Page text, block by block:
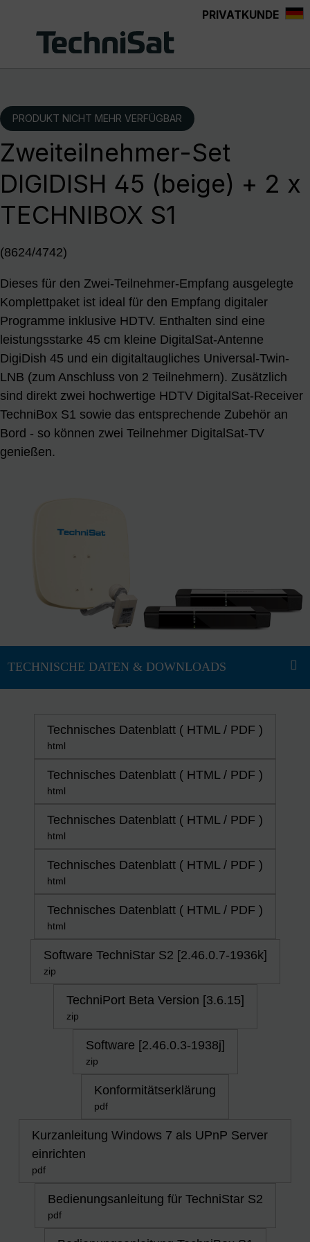
PRIVATKUNDE
PRODUKT NICHT MEHR VERFÜGBAR
Zweiteilnehmer-Set
DIGIDISH 45 (beige) + 2 x
TECHNIBOX S1
(8624/4742)
Dieses für den Zwei-Teilnehmer-Empfang ausgelegte
Komplettpaket ist ideal für den Empfang digitaler
Programme inklusive HDTV. Enthalten sind eine
leistungsstarke 45 cm kleine DigitalSat-Antenne
DigiDish 45 und ein digitaltaugliches Universal-Twin-
LNB (zum Anschluss von 2 Teilnehmern). Zusätzlich
sind direkt zwei hochwertige HDTV DigitalSat-Receiver
TechniBox S1 sowie das entsprechende Zubehör an
Bord - so können zwei Teilnehmer DigitalSat-TV
genießen.
Technisches Datenblatt ( HTML / PDF )
html
Technisches Datenblatt ( HTML / PDF )
html
Technisches Datenblatt ( HTML / PDF )
html
Technisches Datenblatt ( HTML / PDF )
html
Technisches Datenblatt ( HTML / PDF )
html
Software TechniStar S2 [2.46.0.7-1936k]
zip
TechniPort Beta Version [3.6.15]
zip
Software [2.46.0.3-1938j]
zip
Konformitätserklärung
pdf
Kurzanleitung Windows 7 als UPnP Server
einrichten
pdf
Bedienungsanleitung für TechniStar S2
pdf